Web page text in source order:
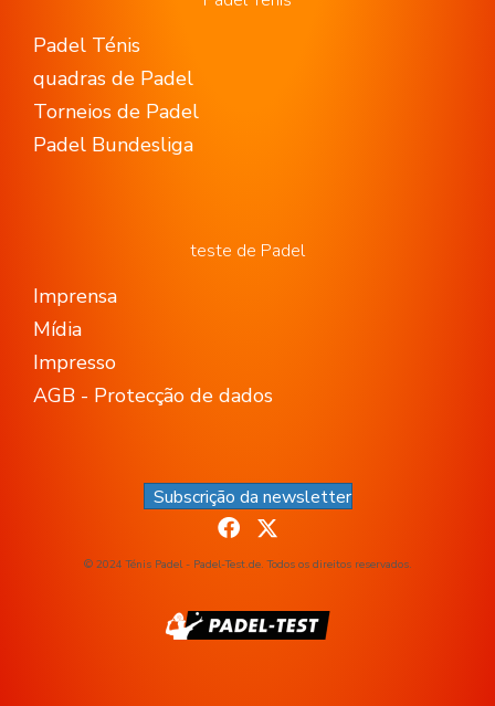
Padel Ténis
quadras de Padel
Torneios de Padel
Padel Bundesliga
teste de Padel
Imprensa
Mídia
Impresso
AGB - Protecção de dados
Subscrição da newsletter
© 2024 Ténis Padel - Padel-Test.de. Todos os direitos reservados.